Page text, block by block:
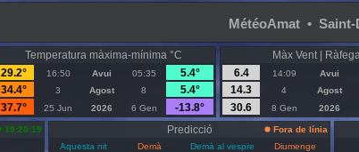
MétéoAmat • Saint-
Temperatura màxima-mínima °C
29.2°
16:50 Avui 05:35
5.4°
34.4°
3 Agost 8
5.4°
37.7°
25 Jun 2026 6 Gen -13.8°
Màx Vent |
6.4
14:09 Avui
14.3
4 Agost
30.6
8 Gen 2026
19:20:19 Predicció
Fora de línia
Aquesta nit
Demà Demà al vespre Diumenge